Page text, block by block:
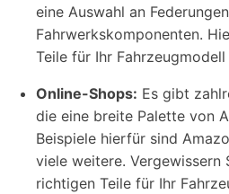
eine Auswahl an
Fahrwerkskomponenten.
Teile für Ihr
Online-Shops: Es gibt
die eine breite Palette von
Beispiele hierfür sind
viele weitere. Vergewissern
richtigen Teile für Ihr